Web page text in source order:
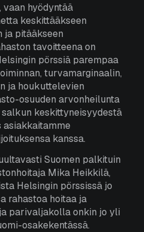
vaan hyödyntää
keskittääkseen
ja pitääkseen
tavoitteena on
pörssiä parempaa
turvamarginaalin,
ja houkuttelevien
osuuden arvonheilunta
keskittyneisyydestä
asiakkaitamme
kanssa.
Suomen palkituin
Mika Heikkilä,
Helsingin pörssissä jo
rahastoa hoitaa ja
parivaljakolla onkin jo yli
osakekentässä.